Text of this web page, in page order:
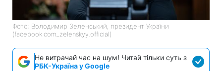
Фото: Володимир Зеленський, президент України
(facebook.com_zelenskyy.official)
Не витрачай час на шум! Читай тільки суть з
РБК-Україна у Google